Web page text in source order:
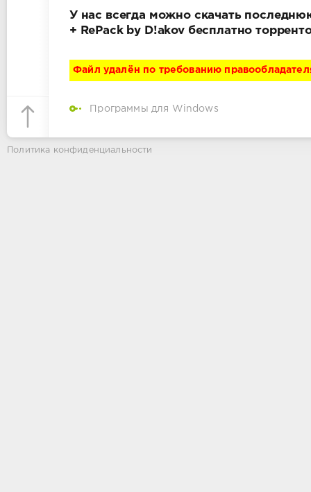
У нас всегда можно скачать
+ RePack by D!akov бесплатно
Файл удалён по требованию
Программы для Windows
Политика конфиденциальности